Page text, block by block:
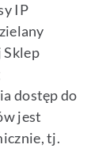
IP
Sklep
dostęp do
jest
tj.